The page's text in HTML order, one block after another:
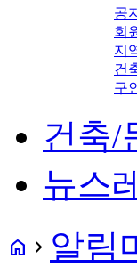
공
회
지
건
구
건축/
뉴스
home navigate_next 알림